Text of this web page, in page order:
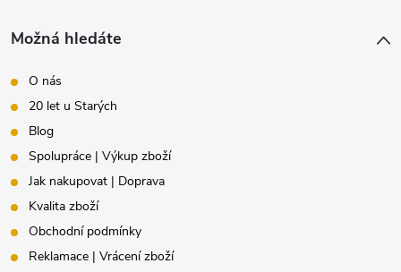
Možná hledáte
O nás
20 let u Starých
Blog
Spolupráce | Výkup zboží
Jak nakupovat | Doprava
Kvalita zboží
Obchodní podmínky
Reklamace | Vrácení zboží